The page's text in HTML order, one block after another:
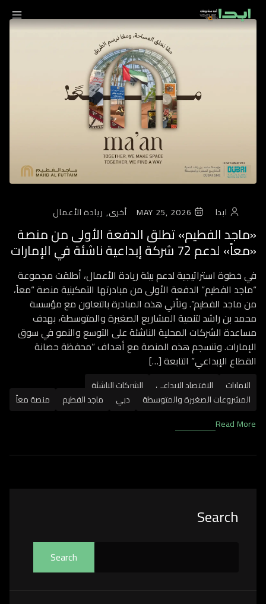
ابدا MAY 25, 2026 أخرى, ريادة الأعمال
«ماجد الفطيم» تطلق الدفعة الأولى من منصة
«معاً» لدعم 72 شركة إبداعية ناشئة في الإمارات
في خطوة استراتيجية لدعم بيئة ريادة الأعمال، أطلقت مجموعة
“ماجد الفطيم” الدفعة الأولى من مبادرتها التمكينية منصة “معاً،
من ماجد الفطيم”. وتأتي هذه المبادرة بالتعاون مع مؤسسة
محمد بن راشد لتنمية المشاريع الصغيرة والمتوسطة، بهدف
مساعدة الشركات المحلية الناشئة على التوسع والنمو في سوق
الإمارات. وتنسجم هذه المنصة مع أهداف “محفظة حصانة
القطاع الإبداعي” التابعة […]
الإمارات الاقتصاد الإبداعي
الشركات الناشئة
المشروعات الصغيرة والمتوسطة
دبي ماجد الفطيم
منصة معاً
Read More
Search
Search